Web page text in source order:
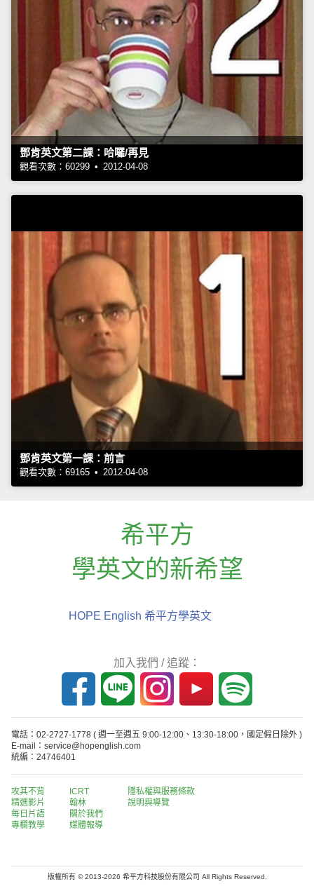
鄧肯英文第二課：哈囉/再見
觀看次數：60299 • 2012-04-08
鄧肯英文第一課：前言
觀看次數：69165 • 2012-04-08
希平方
學英文的新希望
HOPE English 希平方學英文
加入我們 / 追蹤：
電話：02-2727-1778 ( 週一至週五 9:00-12:00、13:30-18:00，國定假日除外 )
E-mail：service@hopenglish.com
統編：24746401
攻其不背
精選影片
每日片語
專欄教學
ICRT
翰林
關於我們
媒體報導
隱私權與服務條款
說明與導覽
版權所有 © 2013-2026 希平方科技股份有限公司 All Rights Reserved.